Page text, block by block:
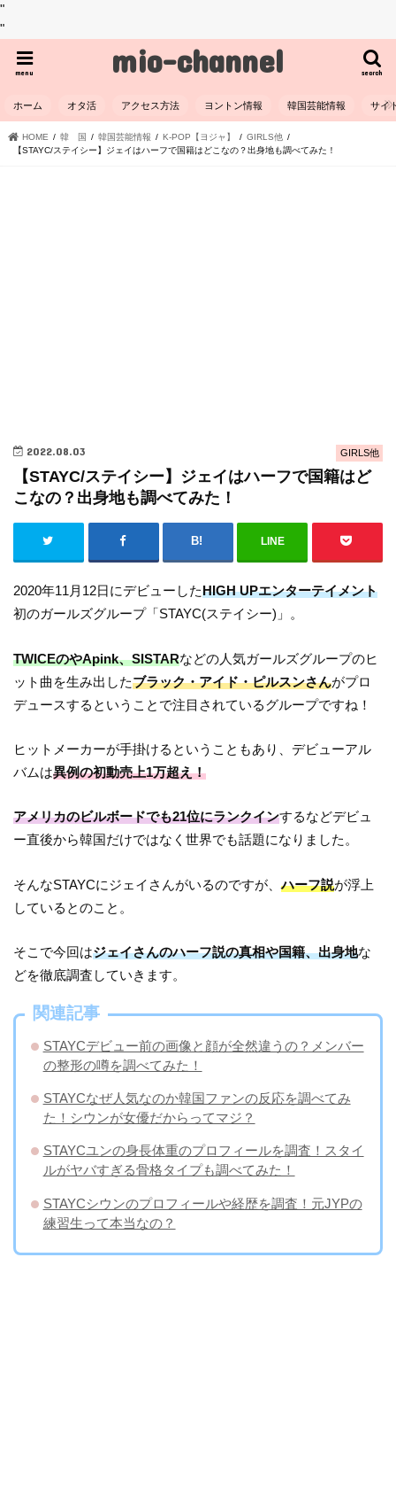
"
"
mio-channel search
menu
ホーム オタ活 アクセス方法 ヨントン情報 韓国芸能情報 サイ
HOME 韓 国 韓国芸能情報 K-POP【ヨジャ】
GIRLS他
【STAYC/ステイシー】ジェイはハーフで国籍はどこなの？出身地も調べてみた！
GIRLS他
2022.08.03
【STAYC/ステイシー】ジェイはハーフで国籍はど
こなの？出身地も調べてみた！
LINE
2020年11月12日にデビューしたHIGH UPエンターテイメント
初のガールズグループ「STAYC(ステイシー)」。
TWICEのやApink、SISTARなどの人気ガールズグループのヒ
ット曲を生み出したブラック・アイド・ピルスンさんがプロ
デュースするということで注目されているグループですね！
ヒットメーカーが手掛けるということもあり、デビューアル
バムは異例の初動売上1万超え！
アメリカのビルボードでも21位にランクインするなどデビュ
ー直後から韓国だけではなく世界でも話題になりました。
そんなSTAYCにジェイさんがいるのですが、ハーフ説が浮上
しているとのこと。
そこで今回はジェイさんのハーフ説の真相や国籍、出身地な
どを徹底調査していきます。
関連記事
STAYCデビュー前の画像と顔が全然違うの？メンバー
の整形の噂を調べてみた！
STAYCなぜ人気なのか韓国ファンの反応を調べてみ
た！シウンが女優だからってマジ？
STAYCユンの身長体重のプロフィールを調査！スタイ
ルがヤバすぎる骨格タイプも調べてみた！
STAYCシウンのプロフィールや経歴を調査！元JYPの
練習生って本当なの？